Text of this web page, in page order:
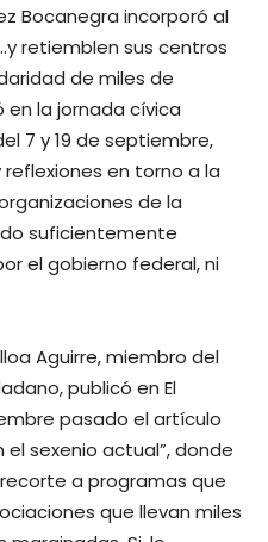
Bocanegra incorporó al
retiemblen sus centros
de miles de
en la jornada cívica
7 y 19 de septiembre,
en torno a la
de la
suficientemente
el gobierno federal, ni
Aguirre, miembro del
publicó en El
pasado el artículo
el sexenio actual”, donde
a programas que
que llevan miles